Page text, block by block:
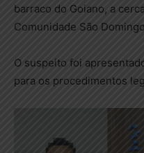
barraco do Goiano, a
Comunidade São
O suspeito foi
para os procedimentos